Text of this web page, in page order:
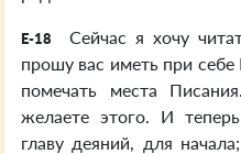
E-18
Сейчас я хочу
прошу вас иметь при
помечать места
желаете этого. И
главу деяний, для